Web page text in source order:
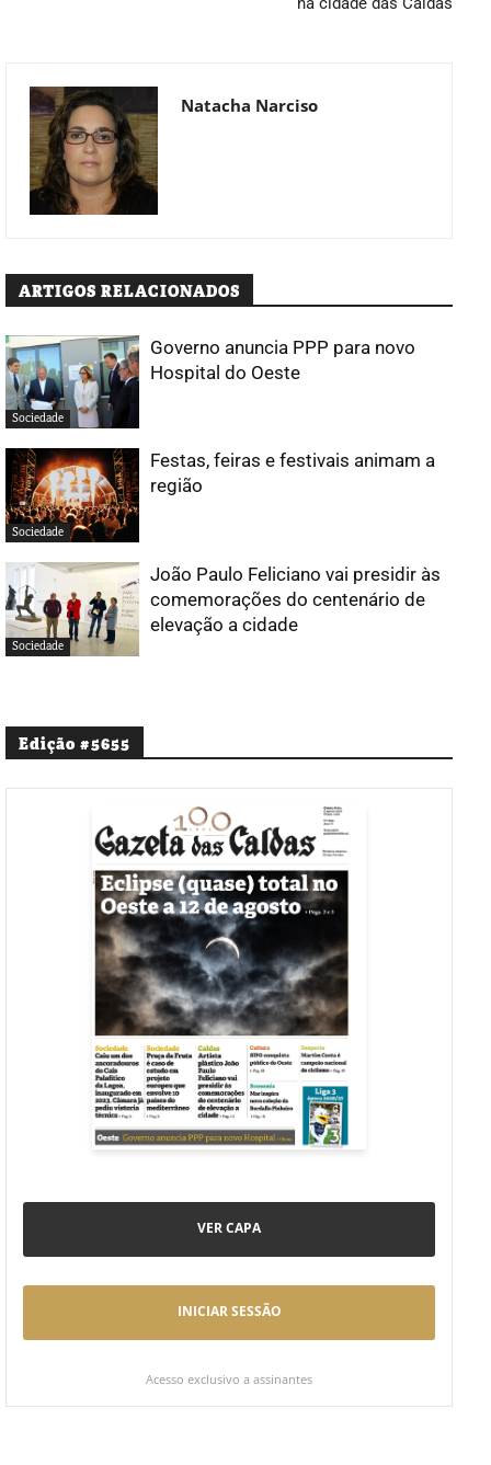
Natacha Narciso
ARTIGOS RELACIONADOS
Sociedade
Governo anuncia PPP para novo
Hospital do Oeste
Sociedade
Festas, feiras e festivais animam a
região
Sociedade
João Paulo Feliciano vai presidir às
comemorações do centenário de
elevação a cidade
Edição #5655
VER CAPA
INICIAR SESSÃO
Acesso exclusivo a assinantes